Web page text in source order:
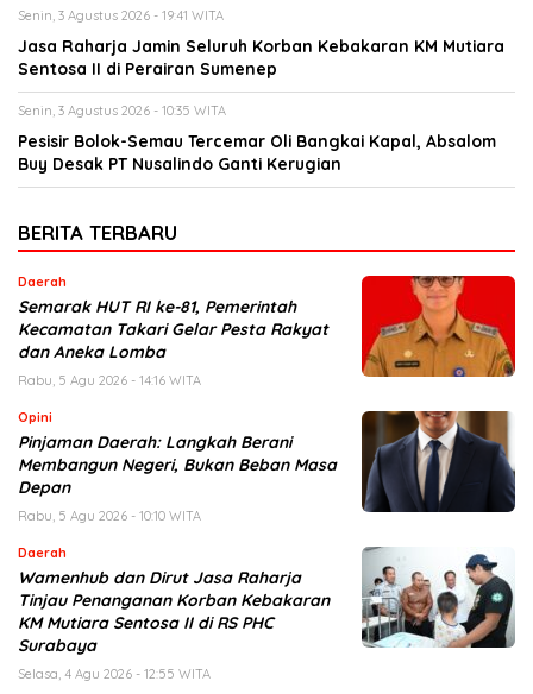
Senin, 3 Agustus 2026 - 19:41 WITA
Jasa Raharja Jamin Seluruh Korban Kebakaran KM Mutiara
Sentosa II di Perairan Sumenep
Senin, 3 Agustus 2026 - 10:35 WITA
Pesisir Bolok-Semau Tercemar Oli Bangkai Kapal, Absalom
Buy Desak PT Nusalindo Ganti Kerugian
BERITA TERBARU
Daerah
Semarak HUT RI ke-81, Pemerintah
Kecamatan Takari Gelar Pesta Rakyat
dan Aneka Lomba
Rabu, 5 Agu 2026 - 14:16 WITA
Opini
Pinjaman Daerah: Langkah Berani
Membangun Negeri, Bukan Beban Masa
Depan
Rabu, 5 Agu 2026 - 10:10 WITA
Daerah
Wamenhub dan Dirut Jasa Raharja
Tinjau Penanganan Korban Kebakaran
KM Mutiara Sentosa II di RS PHC
Surabaya
Selasa, 4 Agu 2026 - 12:55 WITA